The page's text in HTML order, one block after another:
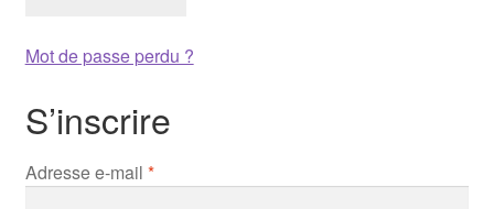
Mot de passe perdu ?
S’inscrire
Adresse e-mail *Obligatoire